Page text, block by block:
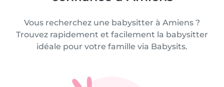
Vous recherchez une babysitter à Amiens ?
Trouvez rapidement et facilement la babysitter
idéale pour votre famille via Babysits.